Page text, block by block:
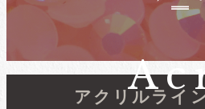
policy
扱
linestone
アクリルライ